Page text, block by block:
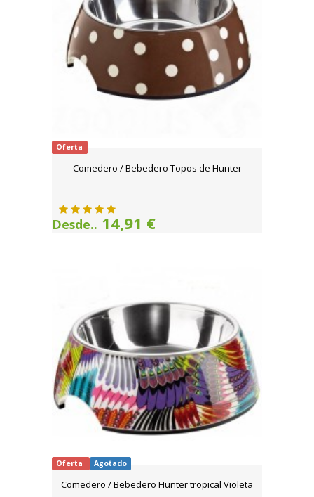
Oferta
Comedero / Bebedero Topos de Hunter
Desde.. 14,91 €
Oferta Agotado
Comedero / Bebedero Hunter tropical Violeta